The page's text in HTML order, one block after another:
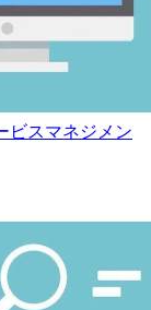
ビスマネジメン